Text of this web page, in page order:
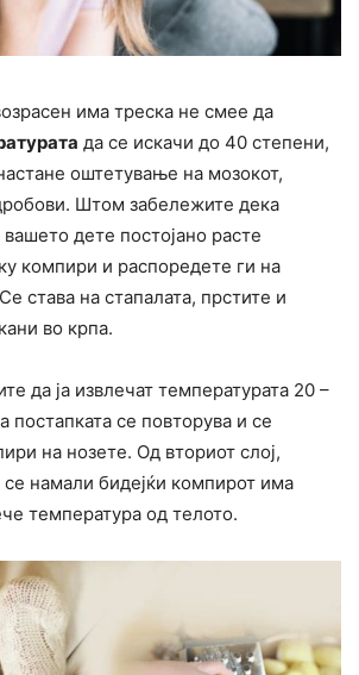
има треска не смее да
да се искачи до 40 степени,
оштетување на мозокот,
Штом забележите дека
дете постојано расте
компири и распоредете ги на
става на стапалата, прстите и
во крпа.
да ја извлечат температурата 20 –
постапката се повторува и се
на нозете. Од вториот слој,
се намали бидејќи компирот има
температура од телото.